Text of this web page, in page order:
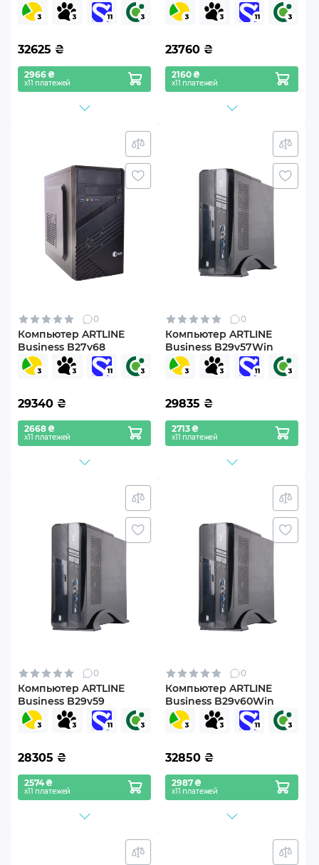
32625 ₴
2966 ₴
х11 платежей
23760 ₴
2160 ₴
х11 платежей
0
Компьютер ARTLINE
Business B27v68
29340 ₴
2668 ₴
х11 платежей
0
Компьютер ARTLINE
Business B29v57Win
29835 ₴
2713 ₴
х11 платежей
0
Компьютер ARTLINE
Business B29v59
28305 ₴
2574 ₴
х11 платежей
0
Компьютер ARTLINE
Business B29v60Win
32850 ₴
2987 ₴
х11 платежей